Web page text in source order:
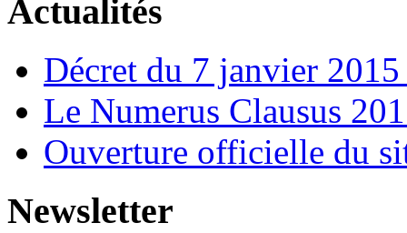
Actualités
Décret du 7 janvier
Le Numerus Clausus
Ouverture officielle du
Newsletter